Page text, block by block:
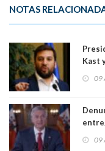
NOTAS
Kast
a
09
09